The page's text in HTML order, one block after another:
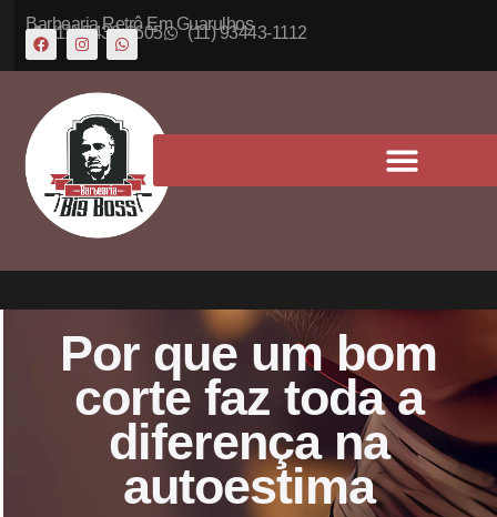
Barbearia Retrô Em Guarulhos
(11) 5430-6605 (11) 93443-1112
Por que um bom
corte faz toda a
diferença na
autoestima